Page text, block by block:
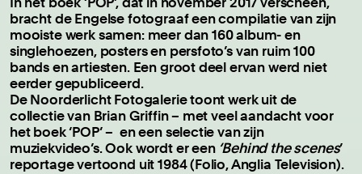
bracht de Engelse fotograaf een compilatie van zijn
mooiste werk samen: meer dan 160 album- en
singlehoezen, posters en persfoto’s van ruim 100
bands en artiesten. Een groot deel ervan werd niet
eerder gepubliceerd.
De Noorderlicht Fotogalerie toont werk uit de
collectie van Brian Griffin – met veel aandacht voor
het boek ‘POP’ – en een selectie van zijn
muziekvideo’s. Ook wordt er een ‘Behind the scenes’
reportage vertoond uit 1984 (Folio, Anglia Television).